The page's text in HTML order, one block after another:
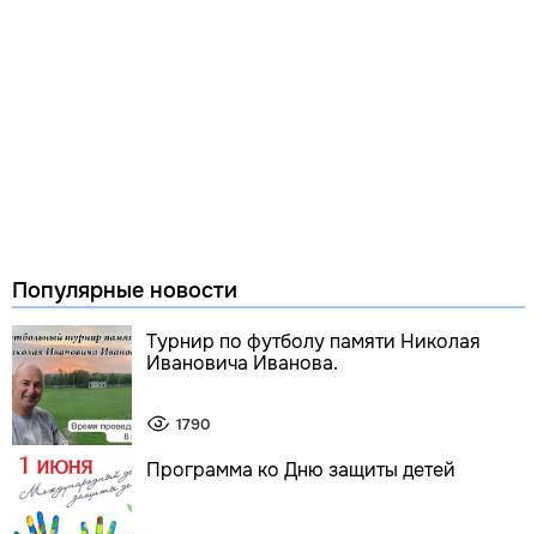
Популярные новости
Турнир по футболу памяти Николая
Ивановича Иванова.
1790
Программа ко Дню защиты детей